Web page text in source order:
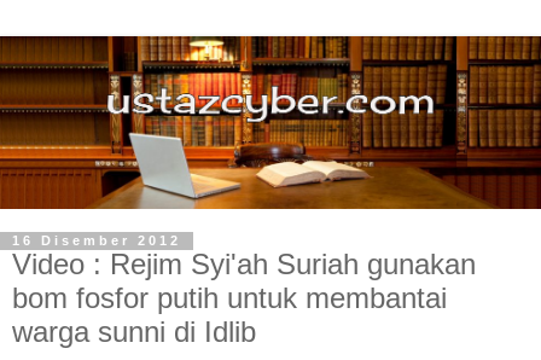
16 Disember 2012
Video : Rejim Syi'ah Suriah gunakan
bom fosfor putih untuk membantai
warga sunni di Idlib